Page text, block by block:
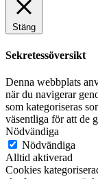
Stäng
Sekretessöversikt
Denna webbplats
när du navigerar
som kategoriseras
väsentliga för att de
Nödvändiga
Nödvändiga
Alltid aktiverad
Cookies